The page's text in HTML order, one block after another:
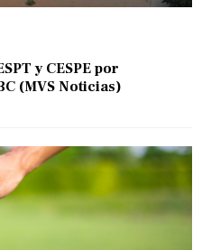
y CESPE por
(MVS Noticias)